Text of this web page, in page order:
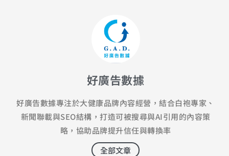
好廣告數據
好廣告數據專注於大健康品牌內容經營，結合白袍專家、
新聞聯載與SEO結構，打造可被搜尋與AI引用的內容策
略，協助品牌提升信任與轉換率
全部文章